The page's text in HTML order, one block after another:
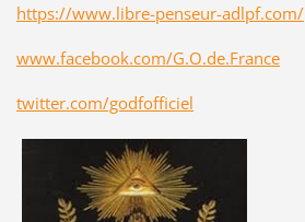
https://www.libre-penseur-adlpf.com/
www.facebook.com/G.O.de.France
twitter.com/godfofficiel